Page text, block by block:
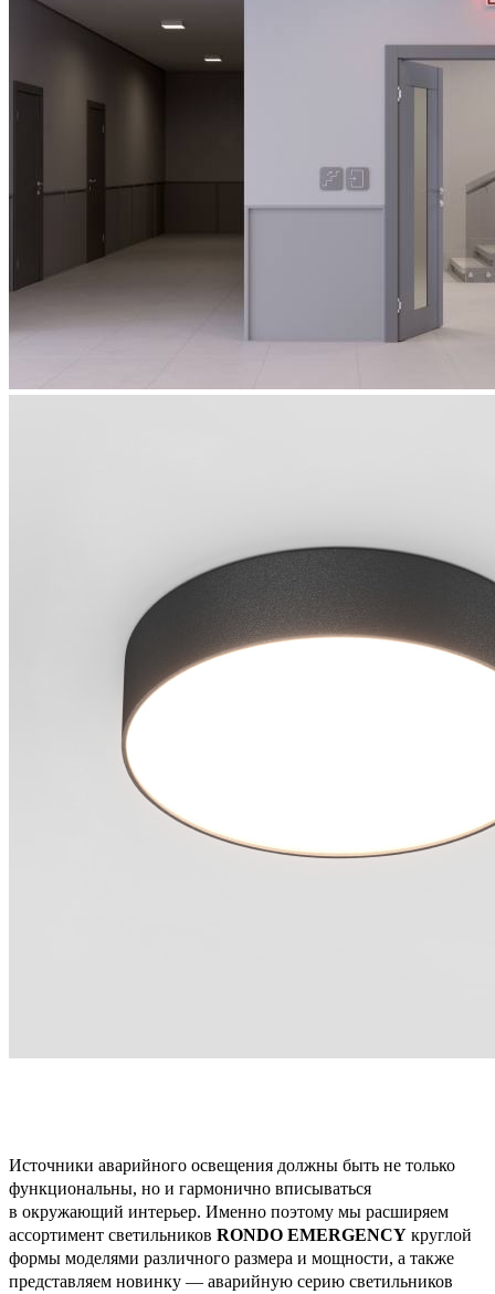
Источники аварийного освещения должны быть не только
функциональны, но и гармонично вписываться
в окружающий интерьер. Именно поэтому мы расширяем
ассортимент светильников RONDO EMERGENCY круглой
формы моделями различного размера и мощности, а также
представляем новинку — аварийную серию светильников